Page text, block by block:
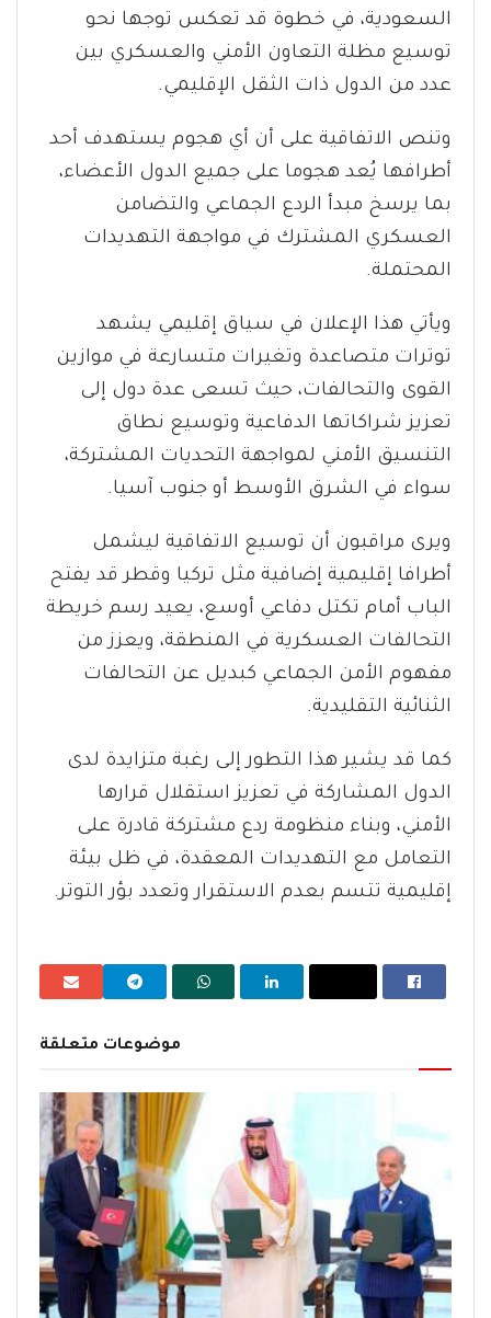
السعودية، في خطوة قد تعكس توجها نحو
توسيع مظلة التعاون الأمني والعسكري بين
عدد من الدول ذات الثقل الإقليمي.
وتنص الاتفاقية على أن أي هجوم يستهدف أحد
أطرافها يُعد هجوما على جميع الدول الأعضاء،
بما يرسخ مبدأ الردع الجماعي والتضامن
العسكري المشترك في مواجهة التهديدات
المحتملة.
ويأتي هذا الإعلان في سياق إقليمي يشهد
توترات متصاعدة وتغيرات متسارعة في موازين
القوى والتحالفات، حيث تسعى عدة دول إلى
تعزيز شراكاتها الدفاعية وتوسيع نطاق
التنسيق الأمني لمواجهة التحديات المشتركة،
سواء في الشرق الأوسط أو جنوب آسيا.
ويرى مراقبون أن توسيع الاتفاقية ليشمل
أطرافا إقليمية إضافية مثل تركيا وقطر قد يفتح
الباب أمام تكتل دفاعي أوسع، يعيد رسم خريطة
التحالفات العسكرية في المنطقة، ويعزز من
مفهوم الأمن الجماعي كبديل عن التحالفات
الثنائية التقليدية.
كما قد يشير هذا التطور إلى رغبة متزايدة لدى
الدول المشاركة في تعزيز استقلال قرارها
الأمني، وبناء منظومة ردع مشتركة قادرة على
التعامل مع التهديدات المعقدة، في ظل بيئة
إقليمية تتسم بعدم الاستقرار وتعدد بؤر التوتر.
موضوعات متعلقة